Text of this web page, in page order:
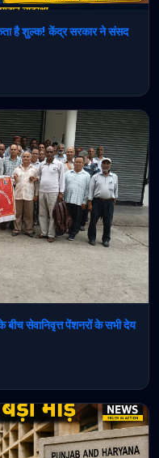
है शुल्क! केंद्र सरकार ने संसद
सेवानिवृत्त पेंशनरों के सभी देय